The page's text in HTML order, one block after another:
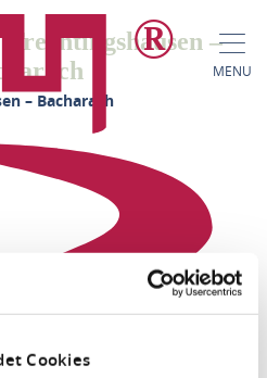
Cookies
MENU
–
– Bacharach